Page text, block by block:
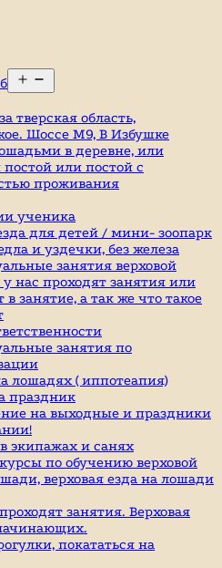
меню
тверская область,
Шоссе М9, В Избушке
в деревне, или
постой или постой с
проживания
ученика
для детей / мини- зоопарк
и уздечки, без железа
занятия верховой
у нас проходят занятия или
в занятие, а так же что такое
занятия по
лошадях ( иппотеапия)
праздник
на выходные и праздники
экипажах и санях
по обучению верховой
верховая езда на лошади
занятия. Верховая
покататься на